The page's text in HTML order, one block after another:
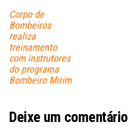
Corpo de
Bombeiros
realiza
treinamento
com instrutores
do programa
Bombeiro Mirim
Deixe um comentário